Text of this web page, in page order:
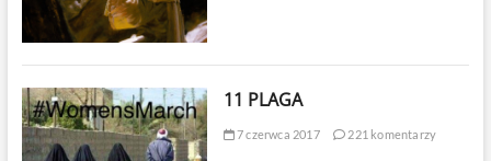
11 PLAGA
7 czerwca 2017 221 komentarzy